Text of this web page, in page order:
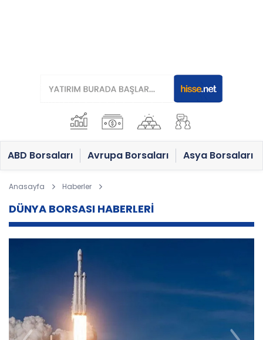
ABD Borsaları Avrupa Borsaları Asya Borsaları
Anasayfa Haberler
DÜNYA BORSASI HABERLERİ